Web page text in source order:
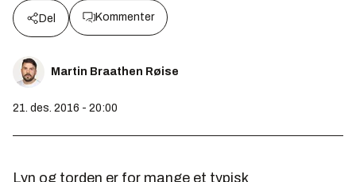
Del Kommenter
Martin Braathen Røise
21. des. 2016 - 20:00
Lyn og torden er for mange et typisk